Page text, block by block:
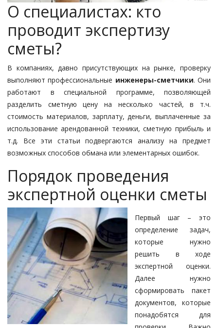
О специалистах: кто
проводит экспертизу
сметы?
В компаниях, давно присутствующих на рынке, проверку
выполняют профессиональные инженеры-сметчики. Они
работают в специальной программе, позволяющей
разделить сметную цену на несколько частей, в т.ч.
стоимость материалов, зарплату, деньги, выплаченные за
использование арендованной техники, сметную прибыль и
т.д. Все эти статьи подвергаются анализу на предмет
возможных способов обмана или элементарных ошибок.
Порядок проведения
экспертной оценки сметы
Первый шаг – это
определение задач,
которые нужно
решить в ходе
экспертной оценки.
Далее нужно
сформировать пакет
документов, которые
понадобятся для